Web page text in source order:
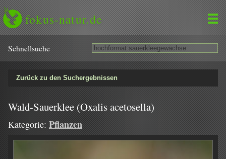
fokus-natur.de
Schnell­suche
Zurück zu den Suchergebnissen
Wald-Sauerklee (Oxalis acetosella)
Kategorie: Pflanzen